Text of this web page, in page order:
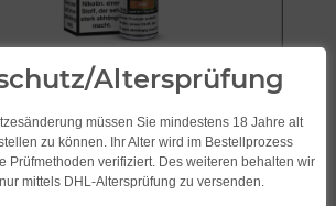
Altersprüfung
müssen Sie mindestens 18 Jahre alt
zu können. Ihr Alter wird im Bestellprozess
Prüfmethoden verifiziert. Des weiteren behalten wir
mittels DHL-Altersprüfung zu versenden.